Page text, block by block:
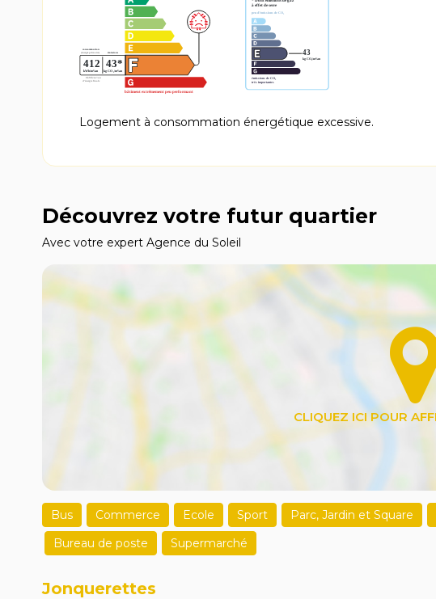
Logement à consommation énergétique excessive.
Découvrez votre futur quartier
Avec votre expert Agence du Soleil
Bus Commerce Ecole Sport Parc, Jardin et Square
Bureau de poste
Supermarché
Jonquerettes